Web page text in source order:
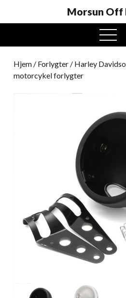
Morsun Off
Åben
Hjem / Forlygter / Harley
motorcykel forlygter